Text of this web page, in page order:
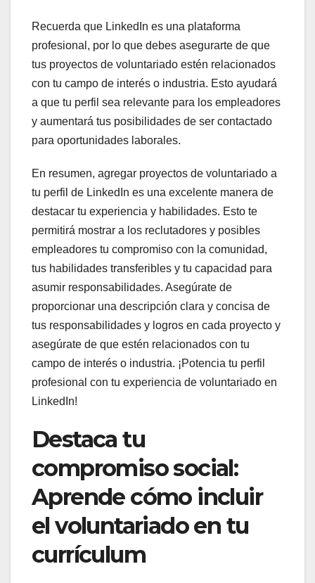
Recuerda que LinkedIn es una plataforma
profesional, por lo que debes asegurarte de que
tus proyectos de voluntariado estén relacionados
con tu campo de interés o industria. Esto ayudará
a que tu perfil sea relevante para los empleadores
y aumentará tus posibilidades de ser contactado
para oportunidades laborales.
En resumen, agregar proyectos de voluntariado a
tu perfil de LinkedIn es una excelente manera de
destacar tu experiencia y habilidades. Esto te
permitirá mostrar a los reclutadores y posibles
empleadores tu compromiso con la comunidad,
tus habilidades transferibles y tu capacidad para
asumir responsabilidades. Asegúrate de
proporcionar una descripción clara y concisa de
tus responsabilidades y logros en cada proyecto y
asegúrate de que estén relacionados con tu
campo de interés o industria. ¡Potencia tu perfil
profesional con tu experiencia de voluntariado en
LinkedIn!
Destaca tu
compromiso social:
Aprende cómo incluir
el voluntariado en tu
currículum